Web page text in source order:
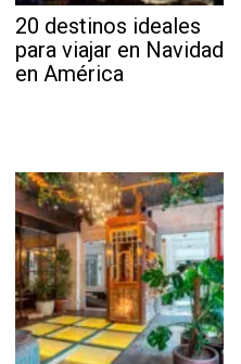
20 destinos ideales
para viajar en Navidad
en América